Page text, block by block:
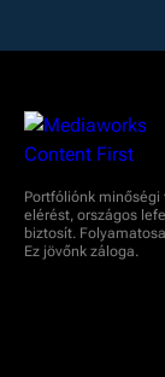
Portfóliónk
elérést, országos
biztosít.
Ez jövőnk záloga.